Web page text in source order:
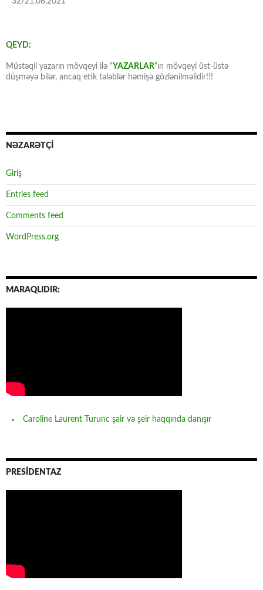
QEYD:
Müstəqil yazarın mövqeyi ilə “YAZARLAR“ın mövqeyi üst-üstə
düşməyə bilər, ancaq etik tələblər həmişə gözlənilməlidir!!!
NƏZARƏTÇİ
Giriş
Entries feed
Comments feed
WordPress.org
MARAQLIDIR:
Caroline Laurent Turunc şair və şeir haqqında danışır
PRESİDENTAZ